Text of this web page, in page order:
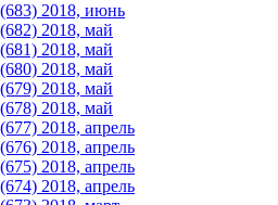
2018, июнь
2018, май
2018, май
2018, май
2018, май
2018, май
2018, апрель
2018, апрель
2018, апрель
2018, апрель